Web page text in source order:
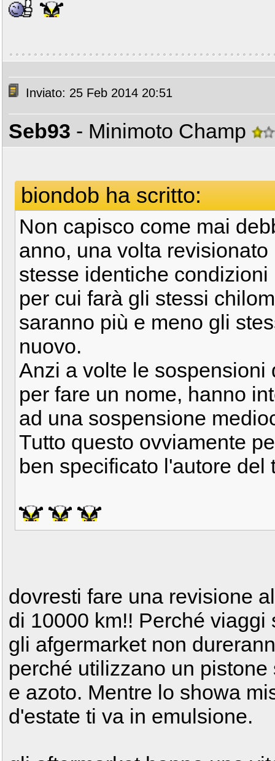
Inviato: 25 Feb 2014 20:51
Seb93 - Minimoto Champ
biondob ha scritto:
Non capisco come mai
anno, una volta
stesse identiche
per cui farà gli stessi
saranno più e meno gli
nuovo.
Anzi a volte le
per fare un nome, hanno
ad una sospensione
Tutto questo ovviamente
ben specificato l'autore del
dovresti fare una revisione
di 10000 km!! Perché viaggi
gli afgermarket non
perché utilizzano un
e azoto. Mentre lo showa
d'estate ti va in emulsione.